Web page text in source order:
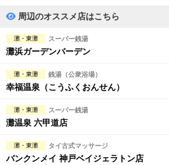
ペアルームあり
フットバスあり
日本人スタッフのみ
スタッフ指名可
こだわり条件を変更
周辺のオススメ店はこちら
灘・東灘 スーパー銭湯
灘浜ガーデンバーデン
灘・東灘 銭湯（公衆浴場）
幸福温泉（こうふくおんせん）
灘・東灘 スーパー銭湯
灘温泉 六甲道店
灘・東灘 タイ古式マッサージ
バンクンメイ 神戸ベイジェラトン店